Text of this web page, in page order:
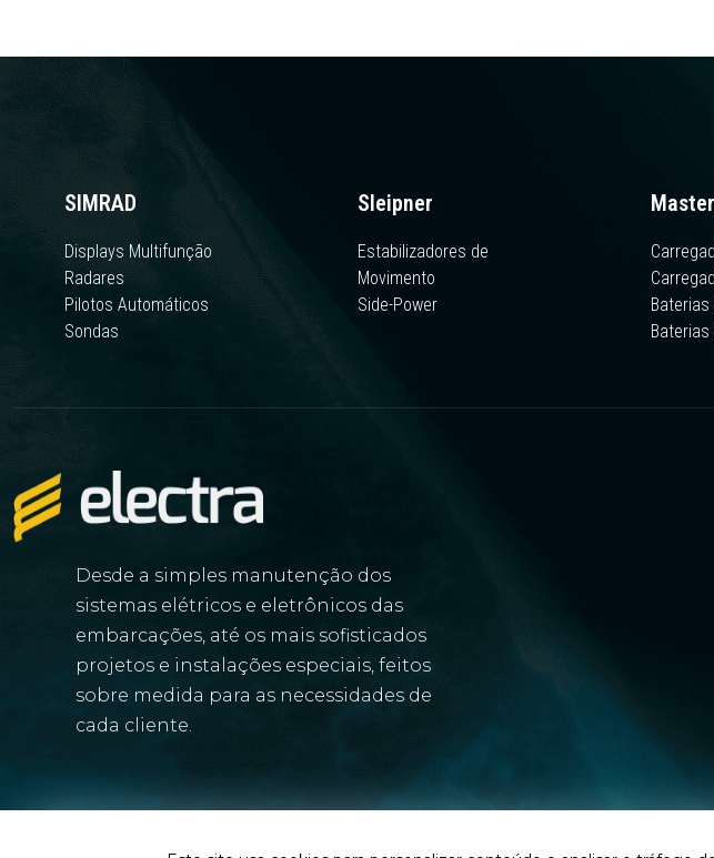
SIMRAD
Displays Multifunção
Radares
Pilotos Automáticos
Sondas
Sleipner
Estabilizadores de
Movimento
Side-Power
Baterias
Baterias
Desde a simples manutenção dos
sistemas elétricos e eletrônicos das
embarcações, até os mais sofisticados
projetos e instalações especiais, feitos
sobre medida para as necessidades de
cada cliente.
© 2026 Electra. Todos os direitos reservados